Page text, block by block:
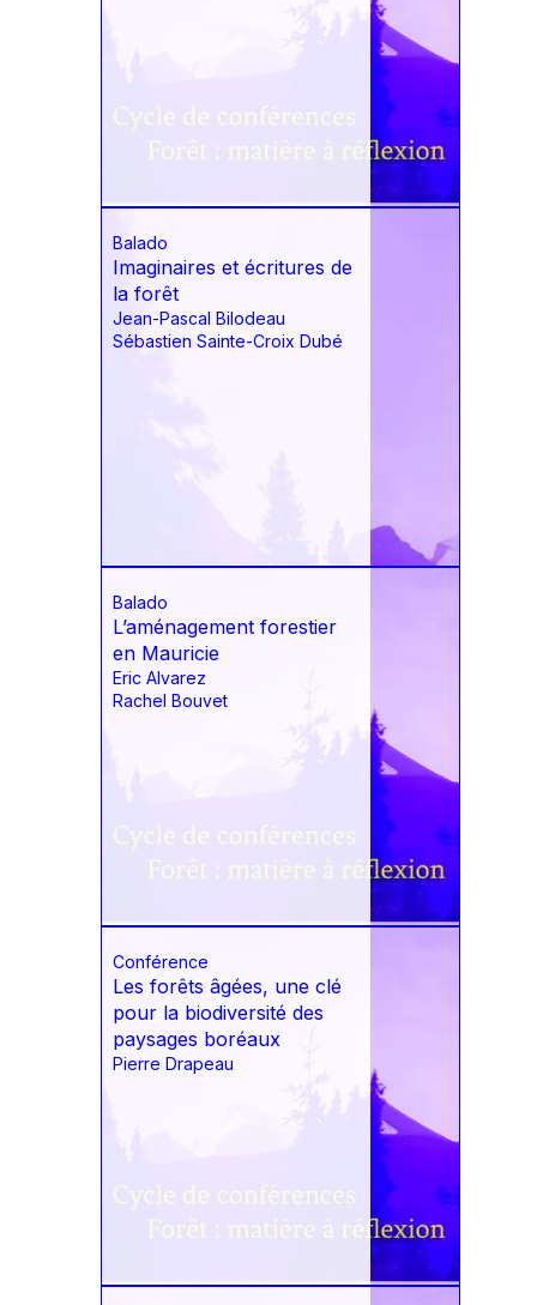
Balado
Imaginaires et écritures de
la forêt
Jean-Pascal Bilodeau
Sébastien Sainte-Croix Dubé
Balado
L’aménagement forestier
en Mauricie
Eric Alvarez
Rachel Bouvet
Conférence
Les forêts âgées, une clé
pour la biodiversité des
paysages boréaux
Pierre Drapeau